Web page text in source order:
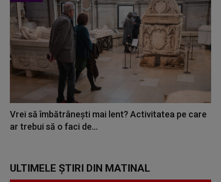
Vrei să îmbătrânești mai lent? Activitatea pe care
ar trebui să o faci de...
ULTIMELE ȘTIRI DIN MATINAL